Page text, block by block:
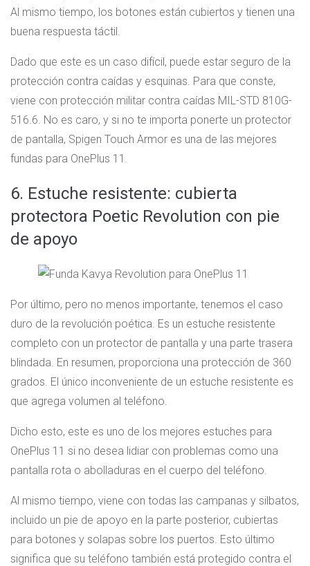
Al mismo tiempo, los botones están cubiertos y tienen una
buena respuesta táctil.
Dado que este es un caso difícil, puede estar seguro de la
protección contra caídas y esquinas. Para que conste,
viene con protección militar contra caídas MIL-STD 810G-
516.6. No es caro, y si no te importa ponerte un protector
de pantalla, Spigen Touch Armor es una de las mejores
fundas para OnePlus 11.
6. Estuche resistente: cubierta
protectora Poetic Revolution con pie
de apoyo
Por último, pero no menos importante, tenemos el caso
duro de la revolución poética. Es un estuche resistente
completo con un protector de pantalla y una parte trasera
blindada. En resumen, proporciona una protección de 360 ​​
grados. El único inconveniente de un estuche resistente es
que agrega volumen al teléfono.
Dicho esto, este es uno de los mejores estuches para
OnePlus 11 si no desea lidiar con problemas como una
pantalla rota o abolladuras en el cuerpo del teléfono.
Al mismo tiempo, viene con todas las campanas y silbatos,
incluido un pie de apoyo en la parte posterior, cubiertas
para botones y solapas sobre los puertos. Esto último
significa que su teléfono también está protegido contra el